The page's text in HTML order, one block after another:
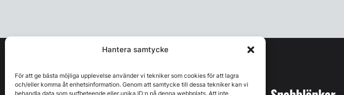
Hantera samtycke
För att ge bästa möjliga upplevelse använder vi tekniker som cookies för att lagra
och/eller komma åt enhetsinformation. Genom att samtycke till dessa tekniker kan vi
behandla data som surfbeteende eller unika ID:n på denna webbplats. Att inte